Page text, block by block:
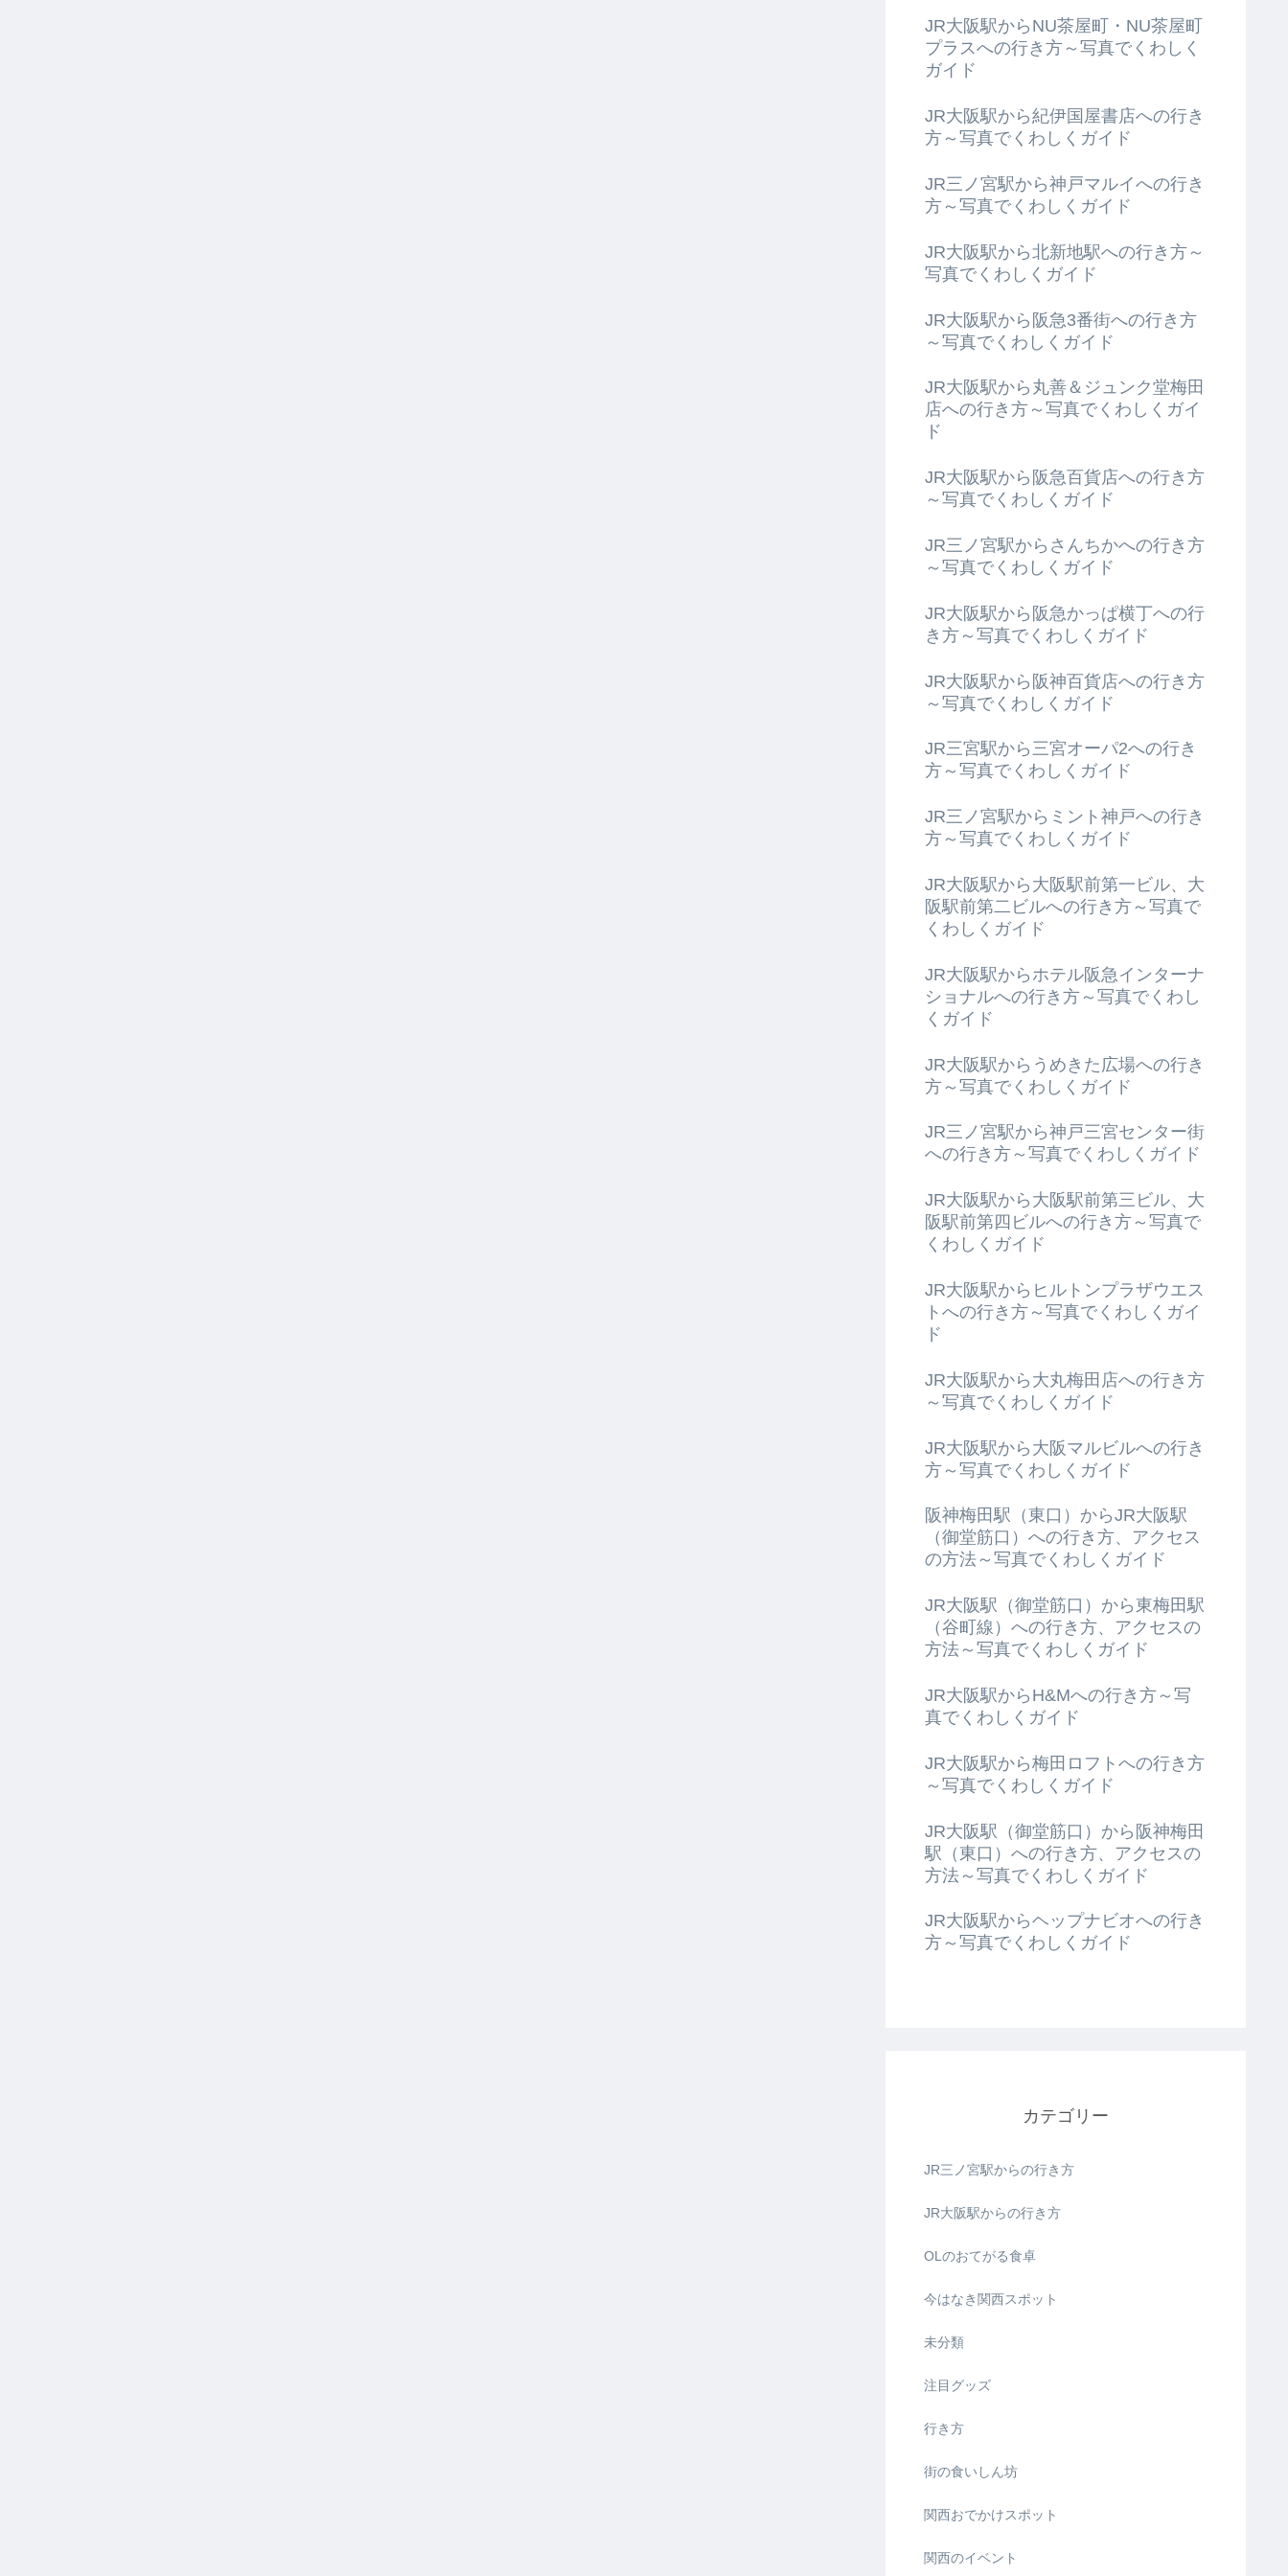
JR大阪駅からNU茶屋町・NU茶屋町
プラスへの行き方～写真でくわしく
ガイド
JR大阪駅から紀伊国屋書店への行き
方～写真でくわしくガイド
JR三ノ宮駅から神戸マルイへの行き
方～写真でくわしくガイド
JR大阪駅から北新地駅への行き方～
写真でくわしくガイド
JR大阪駅から阪急3番街への行き方
～写真でくわしくガイド
JR大阪駅から丸善＆ジュンク堂梅田
店への行き方～写真でくわしくガイ
ド
JR大阪駅から阪急百貨店への行き方
～写真でくわしくガイド
JR三ノ宮駅からさんちかへの行き方
～写真でくわしくガイド
JR大阪駅から阪急かっぱ横丁への行
き方～写真でくわしくガイド
JR大阪駅から阪神百貨店への行き方
～写真でくわしくガイド
JR三宮駅から三宮オーパ2への行き
方～写真でくわしくガイド
JR三ノ宮駅からミント神戸への行き
方～写真でくわしくガイド
JR大阪駅から大阪駅前第一ビル、大
阪駅前第二ビルへの行き方～写真で
くわしくガイド
JR大阪駅からホテル阪急インターナ
ショナルへの行き方～写真でくわし
くガイド
JR大阪駅からうめきた広場への行き
方～写真でくわしくガイド
JR三ノ宮駅から神戸三宮センター街
への行き方～写真でくわしくガイド
JR大阪駅から大阪駅前第三ビル、大
阪駅前第四ビルへの行き方～写真で
くわしくガイド
JR大阪駅からヒルトンプラザウエス
トへの行き方～写真でくわしくガイ
ド
JR大阪駅から大丸梅田店への行き方
～写真でくわしくガイド
JR大阪駅から大阪マルビルへの行き
方～写真でくわしくガイド
阪神梅田駅（東口）からJR大阪駅
（御堂筋口）への行き方、アクセス
の方法～写真でくわしくガイド
JR大阪駅（御堂筋口）から東梅田駅
（谷町線）への行き方、アクセスの
方法～写真でくわしくガイド
JR大阪駅からH&Mへの行き方～写
真でくわしくガイド
JR大阪駅から梅田ロフトへの行き方
～写真でくわしくガイド
JR大阪駅（御堂筋口）から阪神梅田
駅（東口）への行き方、アクセスの
方法～写真でくわしくガイド
JR大阪駅からヘップナビオへの行き
方～写真でくわしくガイド
カテゴリー
JR三ノ宮駅からの行き方
JR大阪駅からの行き方
OLのおてがる食卓
今はなき関西スポット
未分類
注目グッズ
行き方
街の食いしん坊
関西おでかけスポット
関西のイベント